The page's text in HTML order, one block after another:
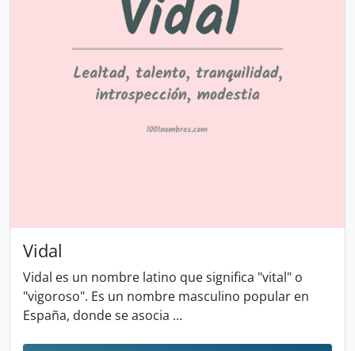
Vidal
Vidal es un nombre latino que significa "vital" o
"vigoroso". Es un nombre masculino popular en
España, donde se asocia ...